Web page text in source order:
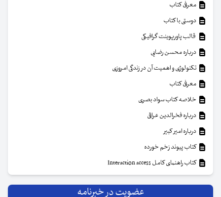
معرفی کتاب
دوستی با کتاب
قالب پاورپوینت گرافیکی
درباره محسن رضایی
تکنولوژی و اهمیت آن در زندگی امروزی
معرفی کتاب
خلاصه کتاب سواد بصری
درباره فخرالدین عراقی
درباره امیر کبیر
کتاب پیوند زخم خورده
کتاب راهنمای کامل Interaction access
عضویت در خبرنامه